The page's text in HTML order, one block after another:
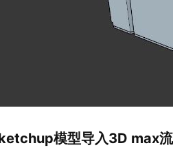
模型导入3D max